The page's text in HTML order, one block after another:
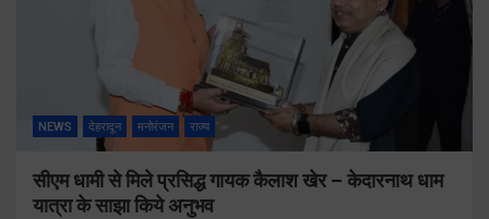
NEWS देहरादून मनोरंजन राज्य
सीएम धामी से मिले प्रसिद्ध गायक कैलाश खेर – केदारनाथ धाम
यात्रा के साझा किये अनुभव